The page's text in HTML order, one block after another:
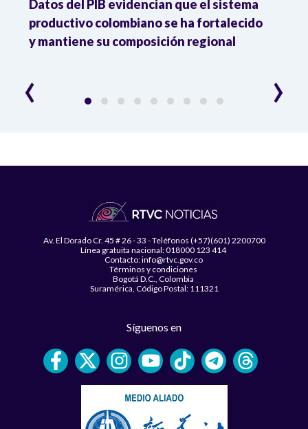
Datos del PIB evidencian que el sistema
productivo colombiano se ha fortalecido
y mantiene su composición regional
‹ ›
Av. El Dorado Cr. 45 # 26 - 33 - Teléfonos (+57)(601) 2200700
Línea gratuita nacional: 018000 123 414
Contacto: info@rtvc.gov.co
Términos y condiciones
Bogotá D.C., Colombia
Suramérica, Código Postal: 111321
Síguenos en